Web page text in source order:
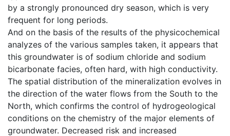
by a strongly pronounced dry season, which is very
frequent for long periods.
And on the basis of the results of the physicochemical
analyzes of the various samples taken, it appears that
this groundwater is of sodium chloride and sodium
bicarbonate facies, often hard, with high conductivity.
The spatial distribution of the mineralization evolves in
the direction of the water flows from the South to the
North, which confirms the control of hydrogeological
conditions on the chemistry of the major elements of
groundwater. Decreased risk and increased